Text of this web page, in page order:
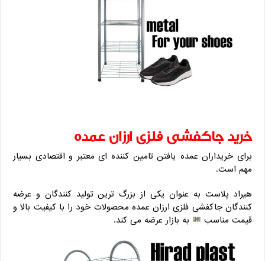
خرید جاکفشی فلزی ارزان عمده
برای خریداران عمده یافتن تامین کننده ای معتبر و اقتصادی بسیار
مهم است.
هیراد پلاست به عنوان یکی از بزرگ ترین تولید کنندگان و عرضه
کنندگان جاکفشی فلزی ارزان عمده محصولات خود را با کیفیت بالا و
قیمت مناسب
به بازار عرضه می کند.